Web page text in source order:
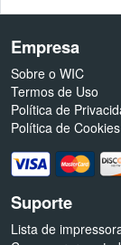
Empresa
Sobre o WIC
Termos de Uso
Política de
Política de Cookies
Suporte
Lista de